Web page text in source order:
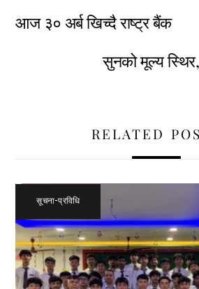
आज ३० अर्ब खिच्दै राष्ट्र बैंक
सुनको मूल्य
RELATED
सूचना-प्रविधि